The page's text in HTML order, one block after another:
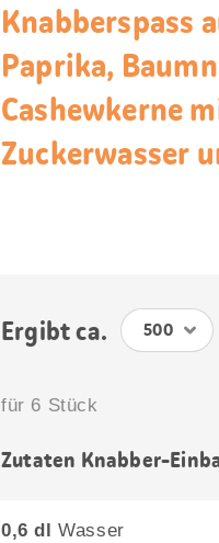
Knabberspass
Paprika,
Cashewkerne
Zuckerwasser
Ergibt ca.
für 6 Stück
Zutaten Knabber-
0,6 dl Wasser